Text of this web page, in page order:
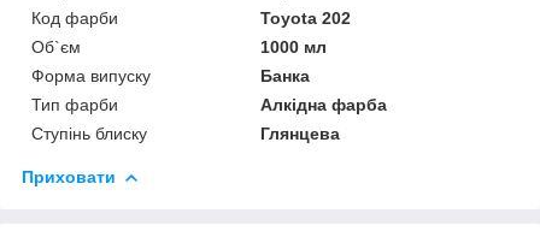
Код фарби
Toyota 202
Об`єм
1000 мл
Форма випуску
Банка
Тип фарби
Алкідна фарба
Ступінь блиску
Глянцева
Приховати